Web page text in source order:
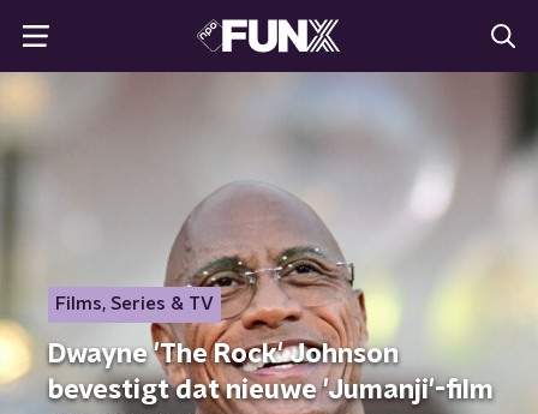
Films, Series & TV
Dwayne 'The Rock' Johnson
bevestigt dat nieuwe 'Jumanji'-film